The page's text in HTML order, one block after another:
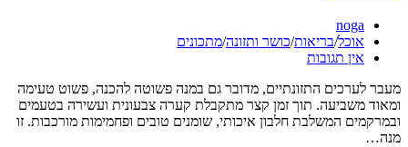
מחבר:
noga
קטגוריה:
אוכל/בריאות/כושר ותזונה/מתכונים
תגובות:
אין תגובות
מעבר לערכים התזונתיים, מדובר גם במנה פשוטה להכנה, פשוט טעימה
ומאוד משביעה. תוך זמן קצר מתקבלת קערה צבעונית ועשירה בטעמים
ובמרקמים המשלבת חלבון איכותי, שומנים טובים ופחמימות מורכבות. זו
מנה…